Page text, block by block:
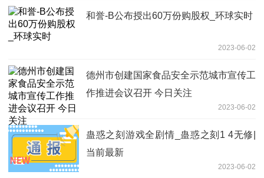
和誉-B公布授出60万份购股权_环球实时
2023-06-02
德州市创建国家食品安全示范城市宣传工
作推进会议召开 今日关注
2023-06-02
蛊惑之刻游戏全剧情_蛊惑之刻1 4无修|
当前最新
2023-06-02